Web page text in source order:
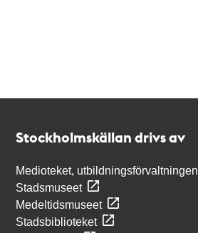
Stockholmskällan drivs av
Medioteket, utbildningsförvaltningen
Stadsmuseet
Medeltidsmuseet
Stadsbiblioteket